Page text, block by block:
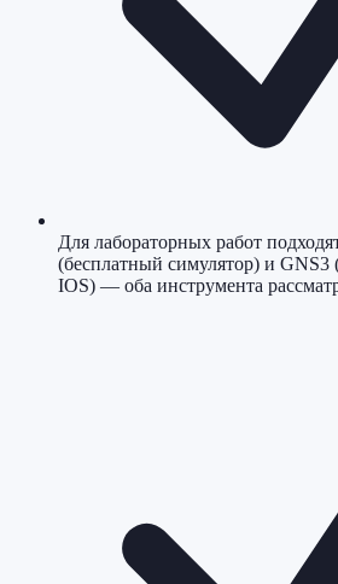
Для лабораторных работ
(бесплатный симулятор) и GNS3
IOS) — оба инструмента